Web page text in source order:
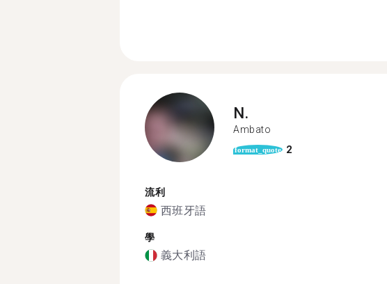
N.
Ambato
format_quote 2
流利
西班牙語
學
義大利語